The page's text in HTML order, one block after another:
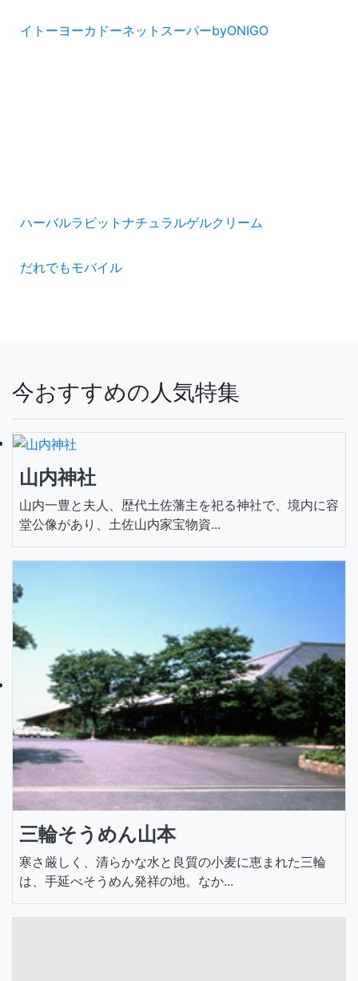
イトーヨーカドーネットスーパーbyONIGO
ハーバルラビットナチュラルゲルクリーム
だれでもモバイル
今おすすめの人気特集
山内神社
山内一豊と夫人、歴代土佐藩主を祀る神社で、境内に容
堂公像があり、土佐山内家宝物資...
三輪そうめん山本
寒さ厳しく、清らかな水と良質の小麦に恵まれた三輪
は、手延べそうめん発祥の地。なか...